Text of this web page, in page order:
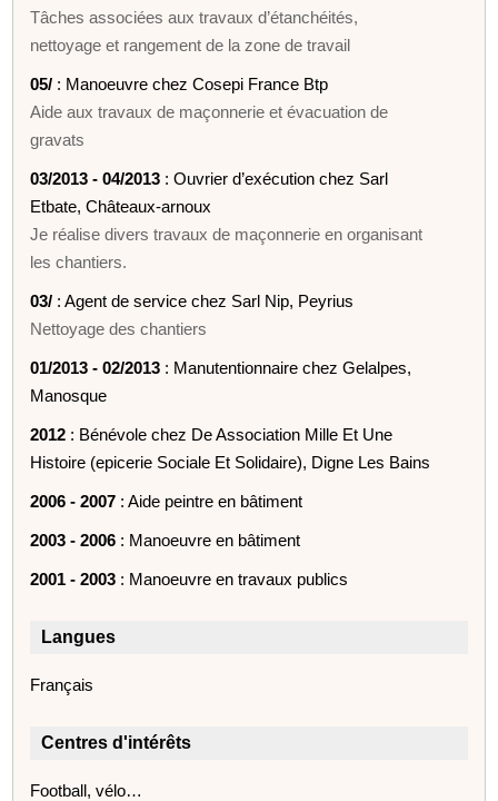
Tâches associées aux travaux d’étanchéités,
nettoyage et rangement de la zone de travail
05/ : Manoeuvre chez Cosepi France Btp
Aide aux travaux de maçonnerie et évacuation de
gravats
03/2013 - 04/2013 : Ouvrier d’exécution chez Sarl
Etbate, Châteaux-arnoux
Je réalise divers travaux de maçonnerie en organisant
les chantiers.
03/ : Agent de service chez Sarl Nip, Peyrius
Nettoyage des chantiers
01/2013 - 02/2013 : Manutentionnaire chez Gelalpes,
Manosque
2012 : Bénévole chez De Association Mille Et Une
Histoire (epicerie Sociale Et Solidaire), Digne Les Bains
2006 - 2007 : Aide peintre en bâtiment
2003 - 2006 : Manoeuvre en bâtiment
2001 - 2003 : Manoeuvre en travaux publics
Langues
Français
Centres d'intérêts
Football, vélo…